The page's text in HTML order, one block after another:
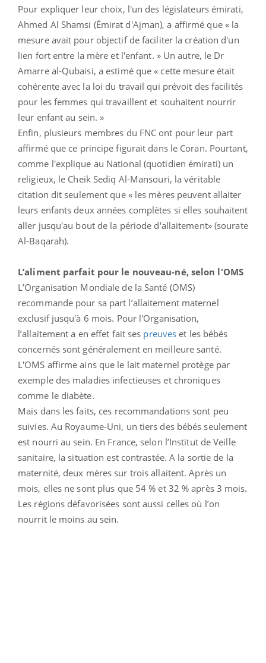
Pour expliquer leur choix, l'un des législateurs émirati,
Ahmed Al Shamsi (Émirat d'Ajman), a affirmé que « la
mesure avait pour objectif de faciliter la création d'un
lien fort entre la mère et l'enfant. » Un autre, le Dr
Amarre al-Qubaisi, a estimé que « cette mesure était
cohérente avec la loi du travail qui prévoit des facilités
pour les femmes qui travaillent et souhaitent nourrir
leur enfant au sein. »
Enfin, plusieurs membres du FNC ont pour leur part
affirmé que ce principe figurait dans le Coran. Pourtant,
comme l'explique au National (quotidien émirati) un
religieux, le Cheik Sediq Al-Mansouri, la véritable
citation dit seulement que « les mères peuvent allaiter
leurs enfants deux années complètes si elles souhaitent
aller jusqu'au bout de la période d'allaitement» (sourate
Al-Baqarah).
L’aliment parfait pour le nouveau-né, selon l'OMS
L’Organisation Mondiale de la Santé (OMS)
recommande pour sa part l’allaitement maternel
exclusif jusqu'à 6 mois. Pour l'Organisation,
l’allaitement a en effet fait ses preuves et les bébés
concernés sont généralement en meilleure santé.
L'OMS affirme ains que le lait maternel protège par
exemple des maladies infectieuses et chroniques
comme le diabète.
Mais dans les faits, ces recommandations sont peu
suivies. Au Royaume-Uni, un tiers des bébés seulement
est nourri au sein. En France, selon l’Institut de Veille
sanitaire, la situation est contrastée. A la sortie de la
maternité, deux mères sur trois allaitent. Après un
mois, elles ne sont plus que 54 % et 32 % après 3 mois.
Les régions défavorisées sont aussi celles où l’on
nourrit le moins au sein.